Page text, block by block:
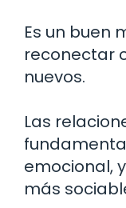
Es un buen
reconectar
nuevos.
Las
emocional,
más